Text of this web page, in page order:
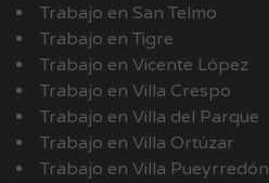
Trabajo en San Telmo
Trabajo en Tigre
Trabajo en Vicente López
Trabajo en Villa Crespo
Trabajo en Villa del Parque
Trabajo en Villa Ortúzar
Trabajo en Villa Pueyrredón